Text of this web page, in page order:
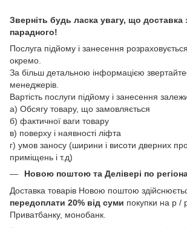
Зверніть будь ласка увагу, що доставка
парадного!
Послуга підйому і занесення
окремо.
За більш детальною інформацією
менеджерів.
Вартість послуги підйому і занесення
а) Обсягу товару, що замовляється
б) фактичної ваги товару
в) поверху і наявності ліфта
г) умов заносу (ширини і висоти дверних
приміщень і т.д)
Новою поштою та Делівері по
Доставка товарів Новою поштою
передоплати 20% від суми покупки на р /
Приватбанку, монобанк.